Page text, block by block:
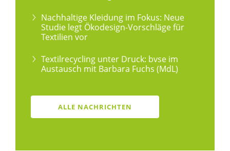
Nachhaltige Kleidung im Fokus: Neue
Studie legt Ökodesign-Vorschläge für
Textilien vor
Textilrecycling unter Druck: bvse im
Austausch mit Barbara Fuchs (MdL)
ALLE NACHRICHTEN